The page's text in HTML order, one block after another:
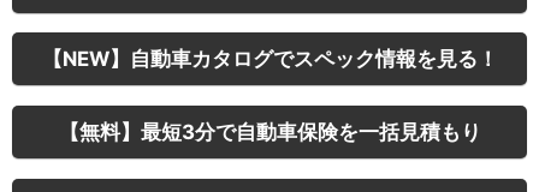
【NEW】自動車カタログでスペック情報を見る！
【無料】最短3分で自動車保険を一括見積もり